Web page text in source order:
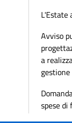
L'Estate
Avviso
a
spese di